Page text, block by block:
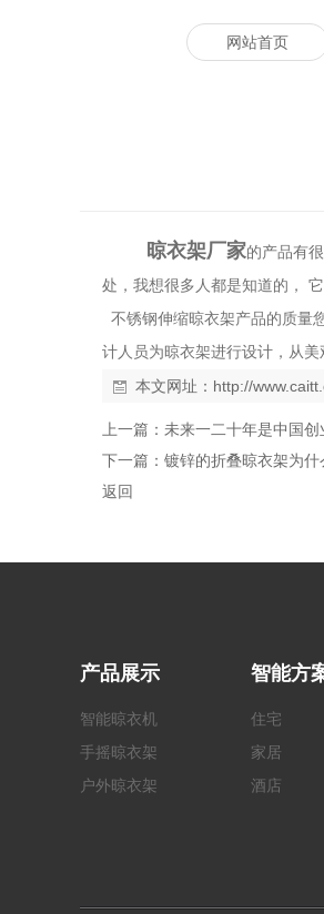
网站首页
晾衣架厂家的产品有
处，我想很多人都是知道的，
不锈钢伸缩晾衣架产品的质量
计人员为晾衣架进行设计，从美
本文网址： http://
上一篇： 未来一二十年是中国创
下一篇： 镀锌的折叠晾衣架为什
返回
产品展示
智能晾衣机
手摇晾衣架
户外晾衣架
智能方
住宅
家居
酒店